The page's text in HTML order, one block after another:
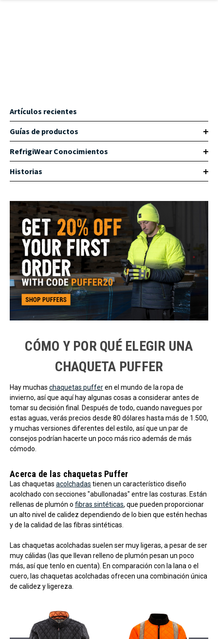
Artículos recientes
Guías de productos
RefrigiWear Conocimientos
Historias
CÓMO Y POR QUÉ ELEGIR UNA
CHAQUETA PUFFER
Hay muchas chaquetas pufferen el mundo de la ropa de
invierno, así que aquí hay algunas cosas a considerar antes de
tomar su decisión final. Después de todo, cuando navegues por
estas aguas, verás precios desde 80 dólares hasta más de 1.500,
y muchas versiones diferentes del estilo, así que un par de
consejos podrían hacerte un poco más rico además de más
cómodo.
Acerca de las chaquetas Puffer
Las chaquetas acolchadas tienen un característico diseño
acolchado con secciones "abullonadas" entre las costuras. Están
rellenas de plumón o fibras sintéticas, que pueden proporcionar
un alto nivel de calidez dependiendo de lo bien que estén hechas
y de la calidad de las fibras sintéticas.
Las chaquetas acolchadas suelen ser muy ligeras, a pesar de ser
muy cálidas (las que llevan relleno de plumón pesan un poco
más, así que tenlo en cuenta). En comparación con la lana o el
cuero, las chaquetas acolchadas ofrecen una combinación única
de calidez y ligereza.